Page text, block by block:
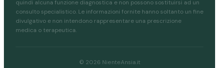
quindi alcuna funzione diagnostica e non possono sostituirsi ad un
consulto specialistico. Le informazioni fornite hanno soltanto un fine
divulgativo e non intendono rappresentare una prescrizione
medica o terapeutica.
© 2026 NienteAnsia.it